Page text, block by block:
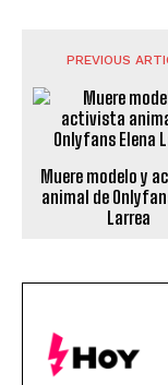
PREVIOUS
Muere modelo y
animal de
Larrea